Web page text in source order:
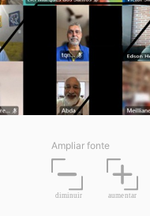
Ampliar fonte
diminuir aumentar